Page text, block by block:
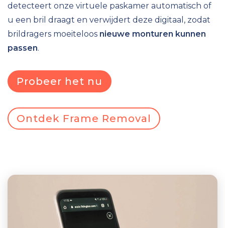
detecteert onze virtuele paskamer automatisch of
u een bril draagt en verwijdert deze digitaal, zodat
brildragers moeiteloos nieuwe monturen kunnen
passen.
Probeer het nu
Ontdek Frame Removal